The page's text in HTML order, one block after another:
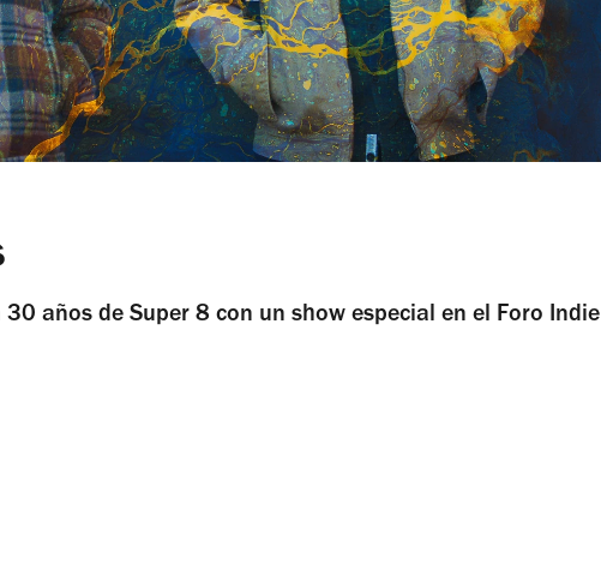
años de Super 8 con un show especial en el Foro Indie